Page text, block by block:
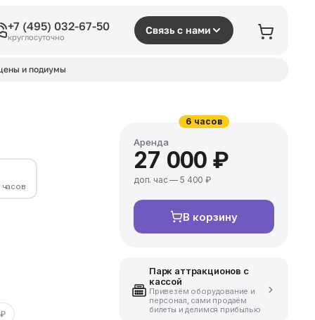
+7 (495) 032-67-50
круглосуточно
Связь с нами
и подиумы
часов
6 часов
Аренда
27 000 ₽
доп. час — 5 400 ₽
В корзину
Парк аттракционов с
кассой
Привезём оборудование и
персонал, сами продаём
билеты и делимся прибылью